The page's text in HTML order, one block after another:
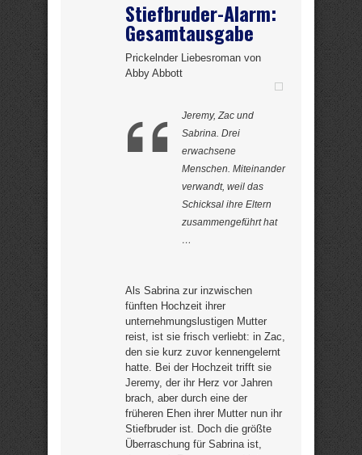
Stiefbruder-Alarm:
Gesamtausgabe
Prickelnder Liebesroman von
Abby Abbott
Jeremy, Zac und
Sabrina. Drei
erwachsene
Menschen. Miteinander
verwandt, weil das
Schicksal ihre Eltern
zusammengeführt hat
…
Als Sabrina zur inzwischen
fünften Hochzeit ihrer
unternehmungslustigen Mutter
reist, ist sie frisch verliebt: in Zac,
den sie kurz zuvor kennengelernt
hatte. Bei der Hochzeit trifft sie
Jeremy, der ihr Herz vor Jahren
brach, aber durch eine der
früheren Ehen ihrer Mutter nun ihr
Stiefbruder ist. Doch die größte
Überraschung für Sabrina ist,